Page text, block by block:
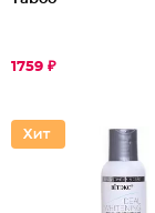
1759 ₽